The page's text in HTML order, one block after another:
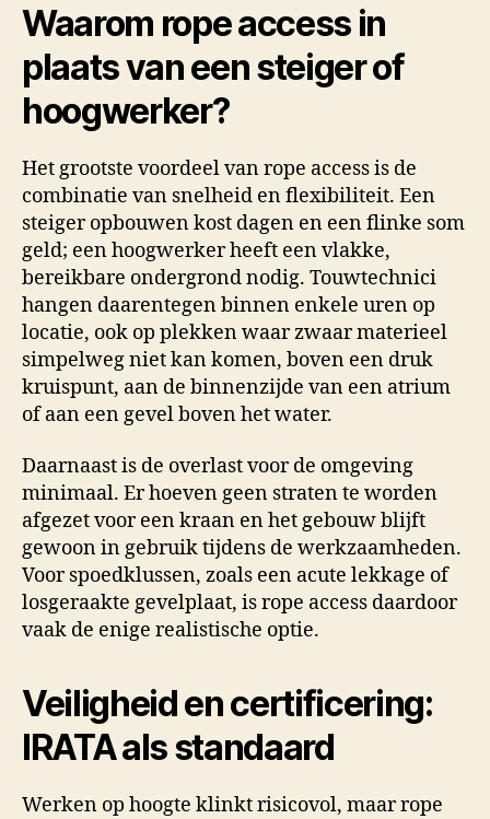
Waarom rope access in
plaats van een steiger of
hoogwerker?
Het grootste voordeel van rope access is de
combinatie van snelheid en flexibiliteit. Een
steiger opbouwen kost dagen en een flinke som
geld; een hoogwerker heeft een vlakke,
bereikbare ondergrond nodig. Touwtechnici
hangen daarentegen binnen enkele uren op
locatie, ook op plekken waar zwaar materieel
simpelweg niet kan komen, boven een druk
kruispunt, aan de binnenzijde van een atrium
of aan een gevel boven het water.
Daarnaast is de overlast voor de omgeving
minimaal. Er hoeven geen straten te worden
afgezet voor een kraan en het gebouw blijft
gewoon in gebruik tijdens de werkzaamheden.
Voor spoedklussen, zoals een acute lekkage of
losgeraakte gevelplaat, is rope access daardoor
vaak de enige realistische optie.
Veiligheid en certificering:
IRATA als standaard
Werken op hoogte klinkt risicovol, maar rope